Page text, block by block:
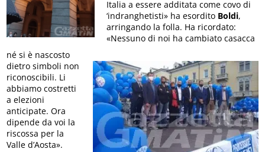
Italia a essere additata come covo di
‘indranghetisti» ha esordito Boldi,
arringando la folla. Ha ricordato:
«Nessuno di noi ha cambiato casacca
né si è nascosto
dietro simboli non
riconoscibili. Li
abbiamo costretti
a elezioni
anticipate. Ora
dipende da voi la
riscossa per la
Valle d’Aosta».